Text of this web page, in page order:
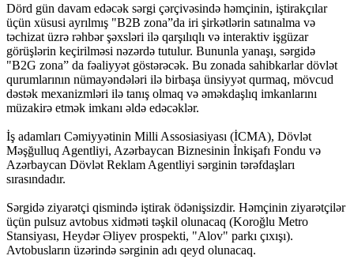
Dörd gün davam edəcək sərgi çərçivəsində həmçinin, iştirakçılar
üçün xüsusi ayrılmış "B2B zona”da iri şirkətlərin satınalma və
təchizat üzrə rəhbər şəxsləri ilə qarşılıqlı və interaktiv işgüzar
görüşlərin keçirilməsi nəzərdə tutulur. Bununla yanaşı, sərgidə
"B2G zona” da fəaliyyət göstərəcək. Bu zonada sahibkarlar dövlət
qurumlarının nümayəndələri ilə birbaşa ünsiyyət qurmaq, mövcud
dəstək mexanizmləri ilə tanış olmaq və əməkdaşlıq imkanlarını
müzakirə etmək imkanı əldə edəcəklər.
İş adamları Cəmiyyətinin Milli Assosiasiyası (İCMA), Dövlət
Məşğulluq Agentliyi, Azərbaycan Biznesinin İnkişafı Fondu və
Azərbaycan Dövlət Reklam Agentliyi sərginin tərəfdaşları
sırasındadır.
Sərgidə ziyarətçi qismində iştirak ödənişsizdir. Həmçinin ziyarətçilər
üçün pulsuz avtobus xidməti təşkil olunacaq (Koroğlu Metro
Stansiyası, Heydər Əliyev prospekti, "Alov" parkı çıxışı).
Avtobusların üzərində sərginin adı qeyd olunacaq.